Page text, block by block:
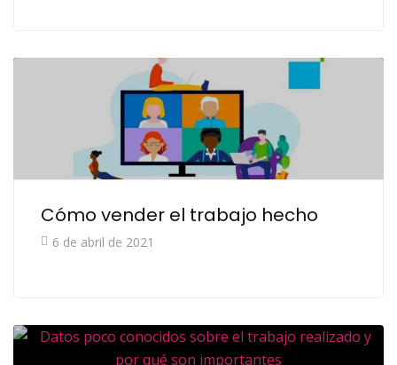
Cómo vender el trabajo hecho
6 de abril de 2021